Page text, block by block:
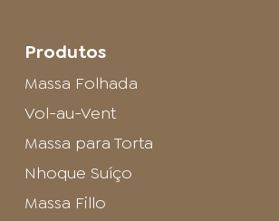
Produtos
Massa Folhada
Vol-au-Vent
Massa para Torta
Nhoque Suíço
Massa Fillo